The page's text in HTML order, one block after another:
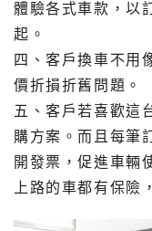
體驗各式車款，以
起。
四、客戶換車不用
價折損折舊問題。
五、客戶若喜歡這
購方案。而且每筆
開發票，促進車輛
上路的車都有保險